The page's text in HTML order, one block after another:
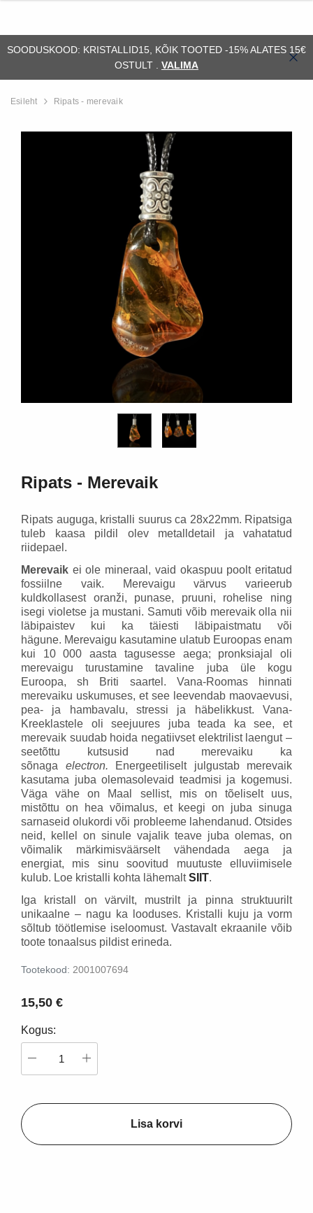
SOODUSKOOD: KRISTALLID15, KÕIK TOOTED -15% ALATES 15€
OSTULT . VALIMA
Esileht Ripats - merevaik
Ripats - Merevaik
Ripats auguga, kristalli suurus ca 28x22mm. Ripatsiga
tuleb kaasa pildil olev metalldetail ja vahatatud
riidepael.
Merevaik ei ole mineraal, vaid okaspuu poolt eritatud
fossiilne vaik. Merevaigu värvus varieerub
kuldkollasest oranži, punase, pruuni, rohelise ning
isegi violetse ja mustani. Samuti võib merevaik olla nii
läbipaistev kui ka täiesti läbipaistmatu või
hägune. Merevaigu kasutamine ulatub Euroopas enam
kui 10 000 aasta tagusesse aega; pronksiajal oli
merevaigu turustamine tavaline juba üle kogu
Euroopa, sh Briti saartel. Vana-Roomas hinnati
merevaiku uskumuses, et see leevendab maovaevusi,
pea- ja hambavalu, stressi ja häbelikkust. Vana-
Kreeklastele oli seejuures juba teada ka see, et
merevaik suudab hoida negatiivset elektrilist laengut –
seetõttu kutsusid nad merevaiku ka
sõnaga electron.
Energeetiliselt julgustab merevaik
kasutama juba olemasolevaid teadmisi ja kogemusi.
Väga vähe on Maal sellist, mis on tõeliselt uus,
mistõttu on hea võimalus, et keegi on juba sinuga
sarnaseid olukordi või probleeme lahendanud. Otsides
neid, kellel on sinule vajalik teave juba olemas, on
võimalik märkimisväärselt vähendada aega ja
energiat, mis sinu soovitud muutuste elluviimisele
kulub. Loe kristalli kohta lähemaltSIIT.
Iga kristall on värvilt, mustrilt ja pinna struktuurilt
unikaalne – nagu ka looduses. Kristalli kuju ja vorm
sõltub töötlemise iseloomust. Vastavalt ekraanile võib
toote tonaalsus pildist erineda.
Tootekood: 2001007694
15,50 €
Kogus:
Lisa korvi
Alus - orthoceras (fossiil)
Lisa korvi